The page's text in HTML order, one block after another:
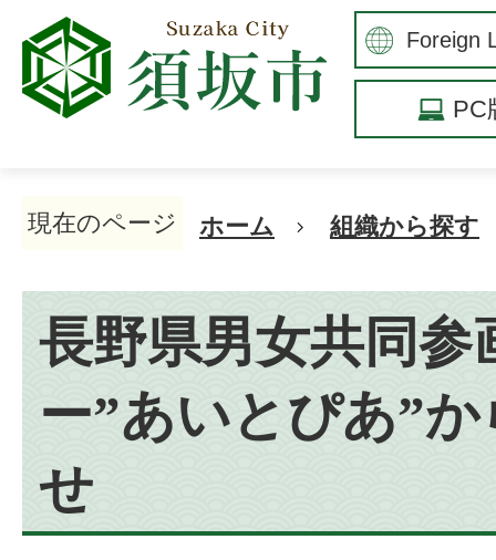
PC
現在のページ ホーム 組織から探す
長野県男女共同参
ー”あいとぴあ”
せ